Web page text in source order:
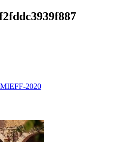
2020